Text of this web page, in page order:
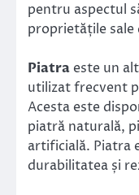
pentru aspectul
proprietățile sale
Piatra este un
utilizat frecvent
Acesta este
piatră naturală,
artificială. Piatra
durabilitatea și